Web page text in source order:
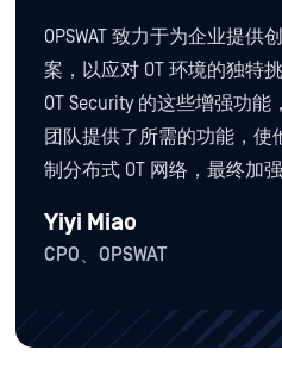
OPSWAT 致力于为企业提供
案，以应对 OT 环境的独特
OT Security 的这些增强功能
团队提供了所需的功能，
制分布式 OT 网络，最终加
Yiyi Miao
CPO、OPSWAT